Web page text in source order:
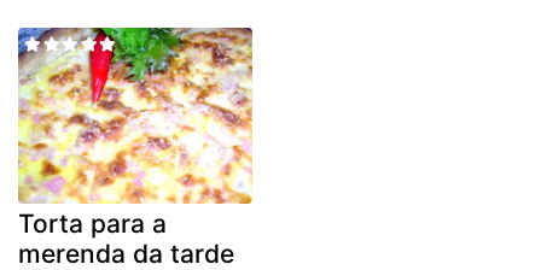
Torta para a
merenda da tarde